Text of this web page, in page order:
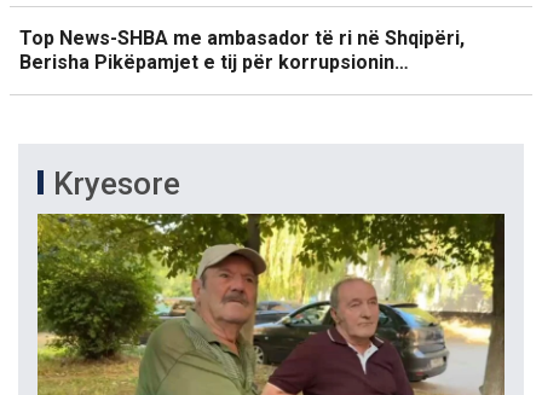
Top News-SHBA me ambasador të ri në Shqipëri,
Berisha Pikëpamjet e tij për korrupsionin…
Kryesore